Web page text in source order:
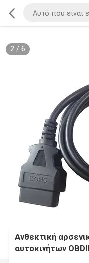
2/ 6
Ανθεκτική
αυτοκινήτων